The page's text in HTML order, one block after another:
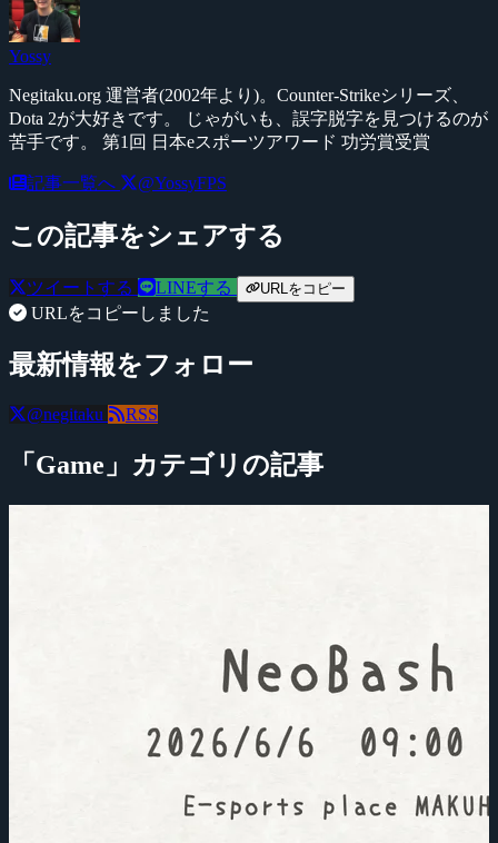
Yossy
Negitaku.org 運営者(2002年より)。Counter-Strikeシリーズ、
Dota 2が大好きです。 じゃがいも、誤字脱字を見つけるのが
苦手です。 第1回 日本eスポーツアワード 功労賞受賞
記事一覧へ @YossyFPS
この記事をシェアする
ツイートする LINEする URLをコピー
URLをコピーしました
最新情報をフォロー
@negitaku RSS
「Game」カテゴリの記事